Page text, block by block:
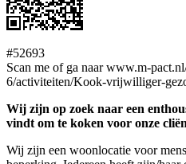
#52693
Scan me of ga naar www.m-
6/activiteiten/Kook-vrijwilliger-
Wij zijn op zoek naar een
vindt om te koken voor onze
Wij zijn een woonlocatie voor